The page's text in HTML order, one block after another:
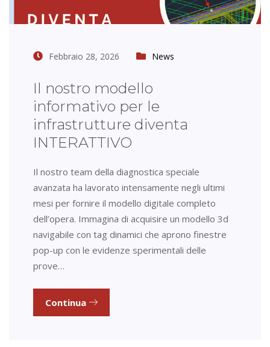
Febbraio 28, 2026 News
Il nostro modello
informativo per le
infrastrutture diventa
INTERATTIVO
Il nostro team della diagnostica speciale
avanzata ha lavorato intensamente negli ultimi
mesi per fornire il modello digitale completo
dell’opera. Immagina di acquisire un modello 3d
navigabile con tag dinamici che aprono finestre
pop-up con le evidenze sperimentali delle
prove…
Continua